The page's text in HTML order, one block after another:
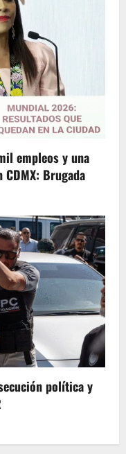
empleos y una
Brugada
política y